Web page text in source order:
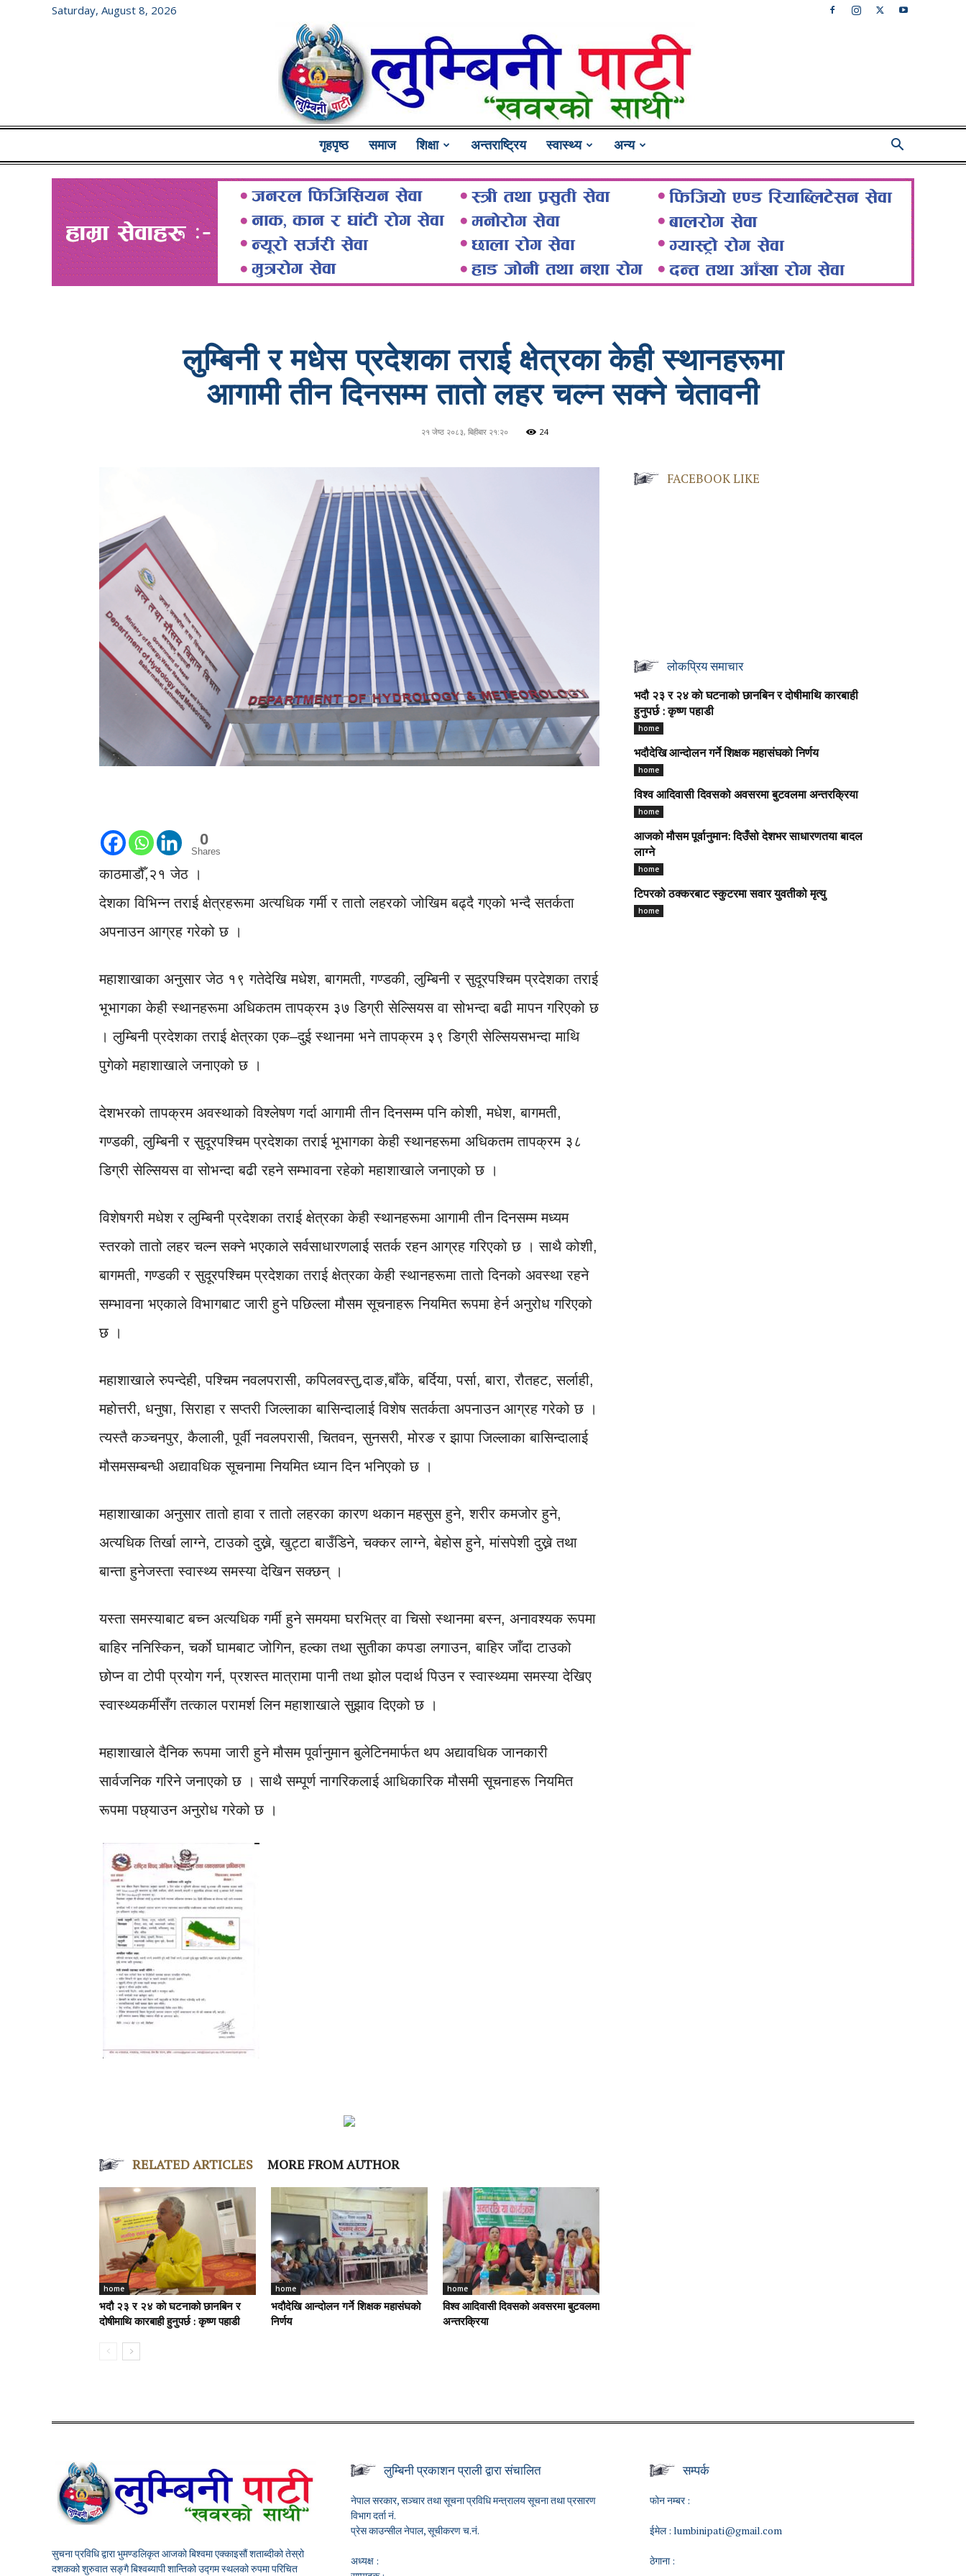
Saturday, August 8, 2026
Lumbini
Pati
गृहपृष्ठ समाज शिक्षा अन्तराष्ट्रिय स्वास्थ्य अन्य
लुम्बिनी र मधेस प्रदेशका तराई क्षेत्रका केही स्थानहरूमा
आगामी तीन दिनसम्म तातो लहर चल्न सक्ने चेतावनी
२१ जेष्ठ २०८३, बिहीबार २१:२० 24
0
Shares
काठमाडौँ,२१ जेठ ।
देशका विभिन्न तराई क्षेत्रहरूमा अत्यधिक गर्मी र तातो लहरको जोखिम बढ्दै गएको भन्दै सतर्कता
अपनाउन आग्रह गरेको छ ।
महाशाखाका अनुसार जेठ १९ गतेदेखि मधेश, बागमती, गण्डकी, लुम्बिनी र सुदूरपश्चिम प्रदेशका तराई
भूभागका केही स्थानहरूमा अधिकतम तापक्रम ३७ डिग्री सेल्सियस वा सोभन्दा बढी मापन गरिएको छ
। लुम्बिनी प्रदेशका तराई क्षेत्रका एक–दुई स्थानमा भने तापक्रम ३९ डिग्री सेल्सियसभन्दा माथि
पुगेको महाशाखाले जनाएको छ ।
देशभरको तापक्रम अवस्थाको विश्लेषण गर्दा आगामी तीन दिनसम्म पनि कोशी, मधेश, बागमती,
गण्डकी, लुम्बिनी र सुदूरपश्चिम प्रदेशका तराई भूभागका केही स्थानहरूमा अधिकतम तापक्रम ३८
डिग्री सेल्सियस वा सोभन्दा बढी रहने सम्भावना रहेको महाशाखाले जनाएको छ ।
विशेषगरी मधेश र लुम्बिनी प्रदेशका तराई क्षेत्रका केही स्थानहरूमा आगामी तीन दिनसम्म मध्यम
स्तरको तातो लहर चल्न सक्ने भएकाले सर्वसाधारणलाई सतर्क रहन आग्रह गरिएको छ । साथै कोशी,
बागमती, गण्डकी र सुदूरपश्चिम प्रदेशका तराई क्षेत्रका केही स्थानहरूमा तातो दिनको अवस्था रहने
सम्भावना भएकाले विभागबाट जारी हुने पछिल्ला मौसम सूचनाहरू नियमित रूपमा हेर्न अनुरोध गरिएको
छ ।
महाशाखाले रुपन्देही, पश्चिम नवलपरासी, कपिलवस्तु,दाङ,बाँके, बर्दिया, पर्सा, बारा, रौतहट, सर्लाही,
महोत्तरी, धनुषा, सिराहा र सप्तरी जिल्लाका बासिन्दालाई विशेष सतर्कता अपनाउन आग्रह गरेको छ ।
त्यस्तै कञ्चनपुर, कैलाली, पूर्वी नवलपरासी, चितवन, सुनसरी, मोरङ र झापा जिल्लाका बासिन्दालाई
मौसमसम्बन्धी अद्यावधिक सूचनामा नियमित ध्यान दिन भनिएको छ ।
महाशाखाका अनुसार तातो हावा र तातो लहरका कारण थकान महसुस हुने, शरीर कमजोर हुने,
अत्यधिक तिर्खा लाग्ने, टाउको दुख्ने, खुट्टा बाउँडिने, चक्कर लाग्ने, बेहोस हुने, मांसपेशी दुख्ने तथा
बान्ता हुनेजस्ता स्वास्थ्य समस्या देखिन सक्छन् ।
यस्ता समस्याबाट बच्न अत्यधिक गर्मी हुने समयमा घरभित्र वा चिसो स्थानमा बस्न, अनावश्यक रूपमा
बाहिर ननिस्किन, चर्को घामबाट जोगिन, हल्का तथा सुतीका कपडा लगाउन, बाहिर जाँदा टाउको
छोप्न वा टोपी प्रयोग गर्न, प्रशस्त मात्रामा पानी तथा झोल पदार्थ पिउन र स्वास्थ्यमा समस्या देखिए
स्वास्थ्यकर्मीसँग तत्काल परामर्श लिन महाशाखाले सुझाव दिएको छ ।
महाशाखाले दैनिक रूपमा जारी हुने मौसम पूर्वानुमान बुलेटिनमार्फत थप अद्यावधिक जानकारी
सार्वजनिक गरिने जनाएको छ । साथै सम्पूर्ण नागरिकलाई आधिकारिक मौसमी सूचनाहरू नियमित
रूपमा पछ्याउन अनुरोध गरेको छ ।
RELATED ARTICLES MORE FROM AUTHOR
home
भदौ २३ र २४ काे घटनाको छानबिन र
दोषीमाथि कारबाही हुनुपर्छ : कृष्ण पहाडी
home
भदौदेखि आन्दोलन गर्ने शिक्षक महासंघको
निर्णय
home
विश्व आदिवासी दिवसको अवसरमा बुटवलमा
अन्तरक्रिया
FACEBOOK LIKE
लोकप्रिय समाचार
भदौ २३ र २४ काे घटनाको छानबिन र दोषीमाथि कारबाही
हुनुपर्छ : कृष्ण पहाडी
home
भदौदेखि आन्दोलन गर्ने शिक्षक महासंघको निर्णय
home
विश्व आदिवासी दिवसको अवसरमा बुटवलमा अन्तरक्रिया
home
आजको मौसम पूर्वानुमान: दिउँसो देशभर साधारणतया बादल
लाग्ने
home
टिपरको ठक्करबाट स्कुटरमा सवार युवतीको मृत्यु
home
सुचना प्रविधि द्वारा भुमण्डलिकृत आजको बिश्वमा एक्काइसौं शताब्दीको तेस्रो
दशकको शुरुवात सङ्गै बिश्वब्यापी शान्तिको उद्गम स्थलको रुपमा परिचित
लुम्बिनी प्रकाशन प्राली द्वारा संचालित
नेपाल सरकार, सञ्चार तथा सूचना प्रविधि मन्त्रालय सूचना तथा प्रसारण
विभाग दर्ता नं.
प्रेस काउन्सील नेपाल, सूचीकरण च.नं.
अध्यक्ष :
सम्पर्क
फोन नम्बर :
ईमेल : lumbinipati@gmail.com
ठेगाना :